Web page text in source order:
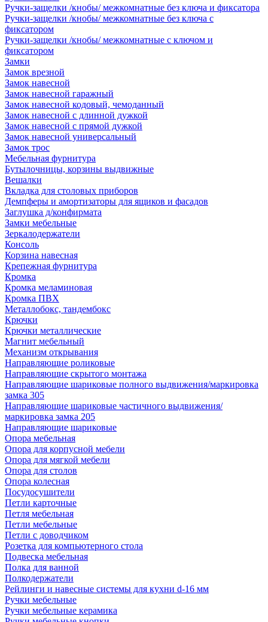
Ручки-защелки /кнобы/ межкомнатные без ключа и фиксатора
Ручки-защелки /кнобы/ межкомнатные без ключа с
фиксатором
Ручки-защелки /кнобы/ межкомнатные с ключом и
фиксатором
Замки
Замок врезной
Замок навесной
Замок навесной гаражный
Замок навесной кодовый, чемоданный
Замок навесной с длинной дужкой
Замок навесной с прямой дужкой
Замок навесной универсальный
Замок трос
Мебельная фурнитура
Бутылочницы, корзины выдвижные
Вешалки
Вкладка для столовых приборов
Демпферы и амортизаторы для ящиков и фасадов
Заглушка д/конфирмата
Замки мебельные
Зеркалодержатели
Консоль
Корзина навесная
Крепежная фурнитура
Кромка
Кромка меламиновая
Кромка ПВХ
Металлобокс, тандембокс
Крючки
Крючки металлические
Магнит мебельный
Механизм открывания
Направляющие роликовые
Направляющие скрытого монтажа
Направляющие шариковые полного выдвижения/маркировка
замка 305
Направляющие шариковые частичного выдвижения/
маркировка замка 205
Направляющие шариковые
Опора мебельная
Опора для корпусной мебели
Опора для мягкой мебели
Опора для столов
Опора колесная
Посудосушители
Петли карточные
Петля мебельная
Петли мебельные
Петли с доводчиком
Розетка для компьютерного стола
Подвеска мебельная
Полка для ванной
Полкодержатели
Рейлинги и навесные системы для кухни d-16 мм
Ручки мебельные
Ручки мебельные керамика